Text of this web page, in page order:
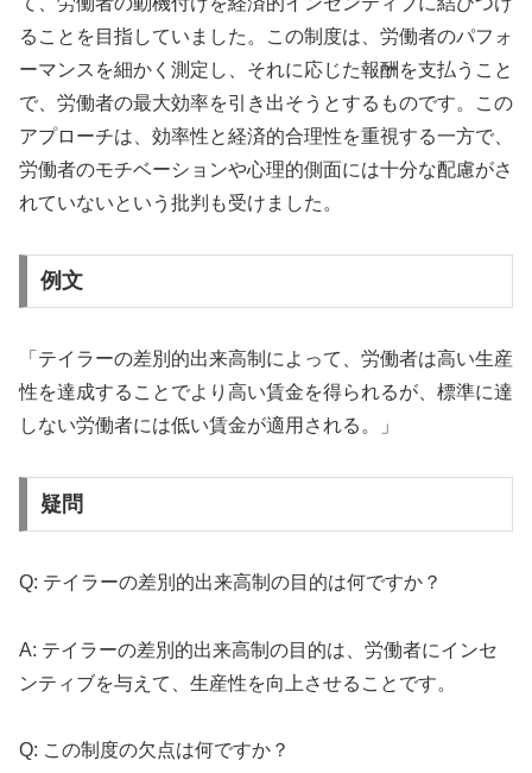
ることを目指していました。この制度は、労働者のパフォ
ーマンスを細かく測定し、それに応じた報酬を支払うこと
で、労働者の最大効率を引き出そうとするものです。この
アプローチは、効率性と経済的合理性を重視する一方で、
労働者のモチベーションや心理的側面には十分な配慮がさ
れていないという批判も受けました。
例文
「テイラーの差別的出来高制によって、労働者は高い生産
性を達成することでより高い賃金を得られるが、標準に達
しない労働者には低い賃金が適用される。」
疑問
Q: テイラーの差別的出来高制の目的は何ですか？
A: テイラーの差別的出来高制の目的は、労働者にインセ
ンティブを与えて、生産性を向上させることです。
Q: この制度の欠点は何ですか？